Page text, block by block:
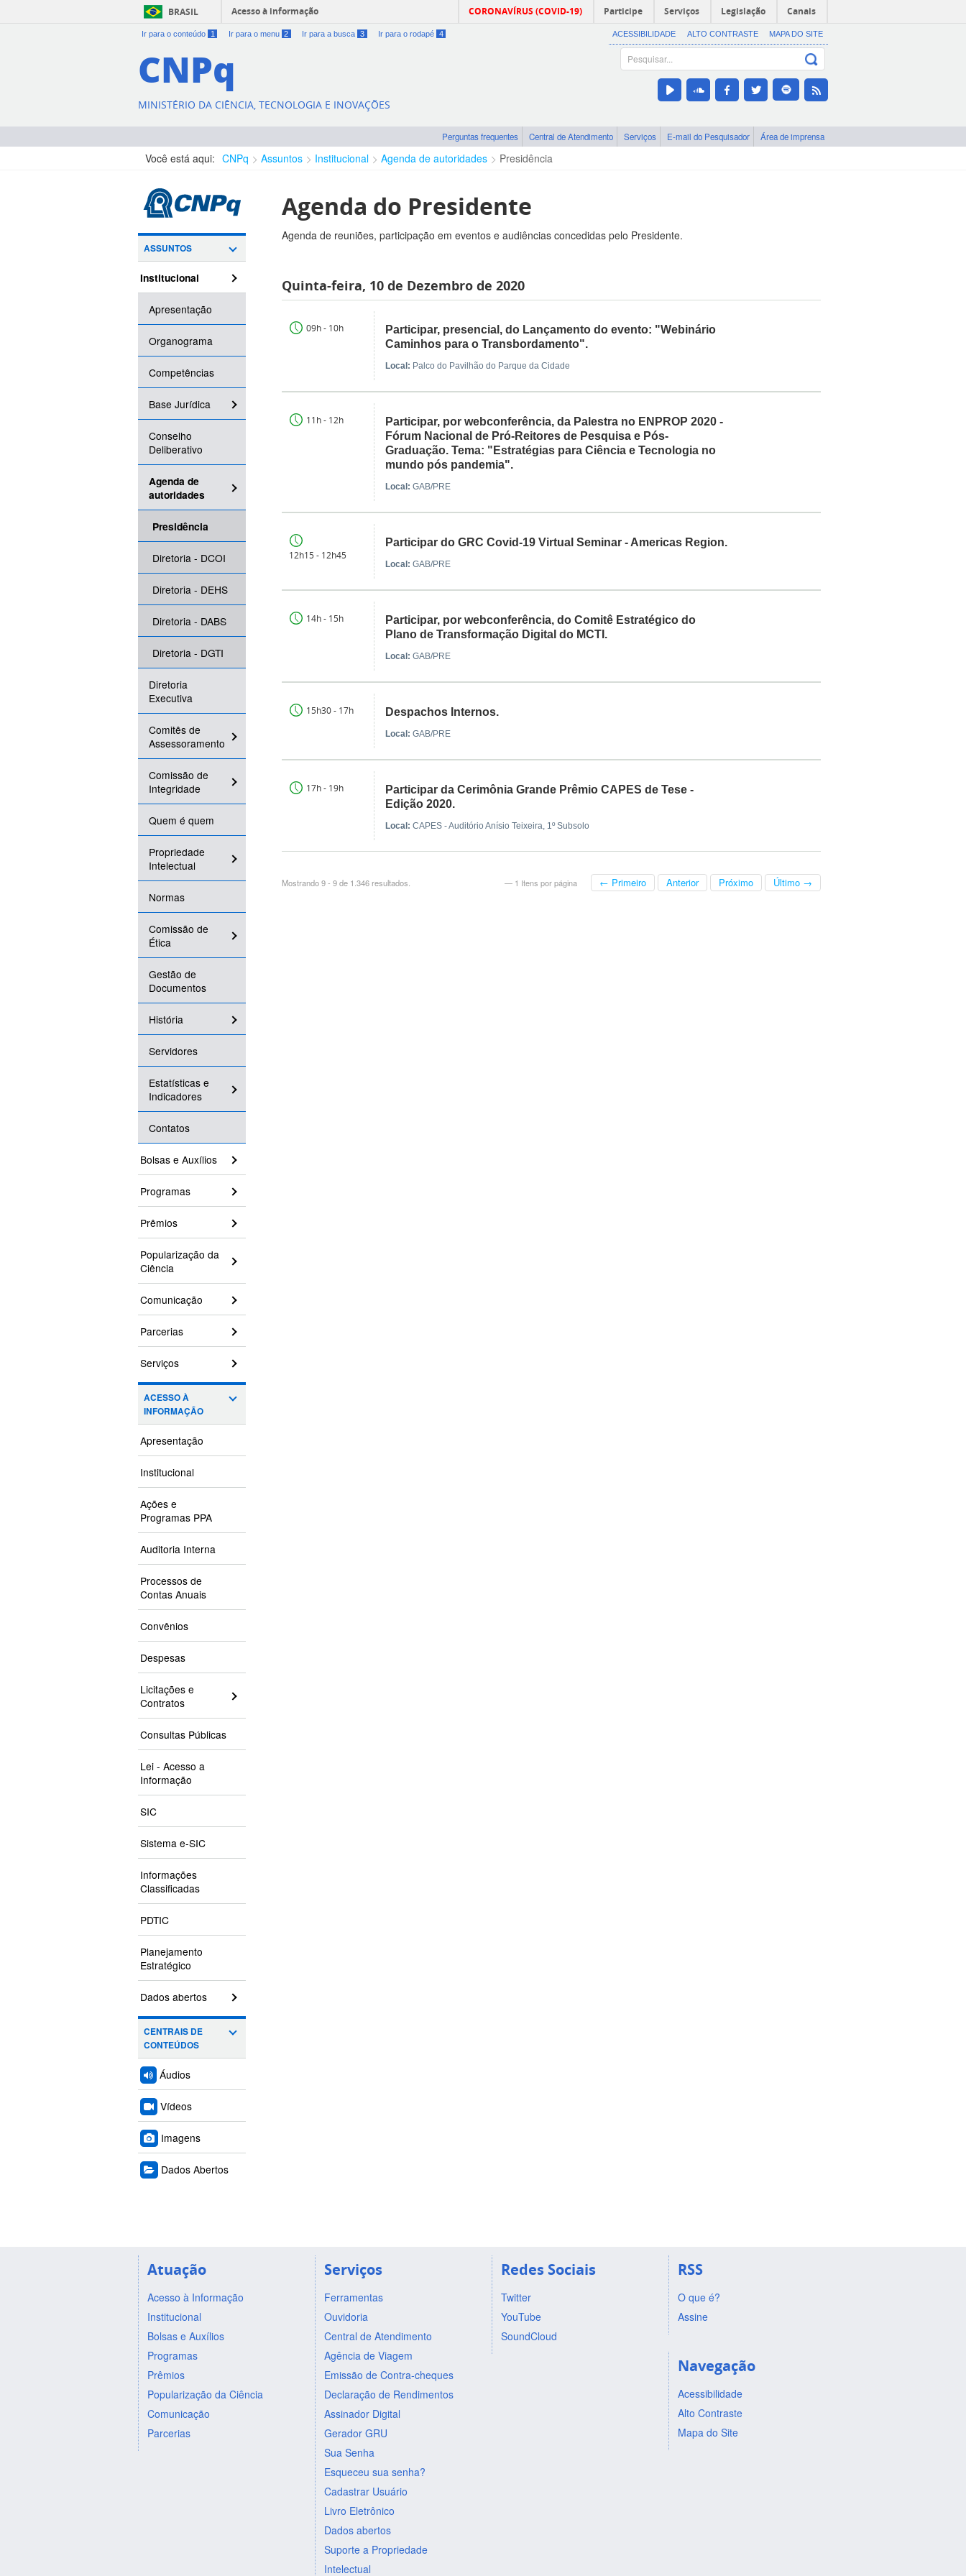
BRASIL Acesso à informação CORONAVÍRUS (COVID-19) Participe Serviços Legislação Canais
Ir para o conteúdo 1 Ir para o menu 2 Ir para a busca 3 Ir para o rodapé 4 ACESSIBILIDADE ALTO CONTRASTE MAPA DO SITE
CNPq
MINISTÉRIO DA CIÊNCIA, TECNOLOGIA E INOVAÇÕES
Perguntas frequentes Central de Atendimento Serviços E-mail do Pesquisador Área de imprensa
Você está aqui: CNPq Assuntos Institucional Agenda de autoridades Presidência
ASSUNTOS
Institucional
Apresentação
Organograma
Competências
Base Jurídica
Conselho
Deliberativo
Agenda de
autoridades
Presidência
Diretoria - DCOI
Diretoria - DEHS
Diretoria - DABS
Diretoria - DGTI
Diretoria
Executiva
Comitês de
Assessoramento
Comissão de
Integridade
Quem é quem
Propriedade
Intelectual
Normas
Comissão de
Ética
Gestão de
Documentos
História
Servidores
Estatísticas e
Indicadores
Contatos
Bolsas e Auxílios
Programas
Prêmios
Popularização da
Ciência
Comunicação
Parcerias
Serviços
ACESSO À
INFORMAÇÃO
Apresentação
Institucional
Ações e
Programas PPA
Auditoria Interna
Processos de
Contas Anuais
Convênios
Despesas
Licitações e
Contratos
Consultas Públicas
Lei - Acesso a
Informação
SIC
Sistema e-SIC
Informações
Classificadas
PDTIC
Planejamento
Estratégico
Dados abertos
CENTRAIS DE
CONTEÚDOS
Áudios
Vídeos
Imagens
Dados Abertos
Agenda do Presidente
Agenda de reuniões, participação em eventos e audiências concedidas pelo Presidente.
Quinta-feira, 10 de Dezembro de 2020
09h - 10h
Participar, presencial, do Lançamento do evento: "Webinário
Caminhos para o Transbordamento".
Local: Palco do Pavilhão do Parque da Cidade
11h - 12h
Participar, por webconferência, da Palestra no ENPROP 2020 -
Fórum Nacional de Pró-Reitores de Pesquisa e Pós-
Graduação. Tema: "Estratégias para Ciência e Tecnologia no
mundo pós pandemia".
Local:GAB/PRE
12h15 - 12h45
Participar do GRC Covid-19 Virtual Seminar - Americas Region.
Local:GAB/PRE
14h - 15h
Participar, por webconferência, do Comitê Estratégico do
Plano de Transformação Digital do MCTI.
Local:GAB/PRE
15h30 - 17h Despachos Internos.
Local:GAB/PRE
17h - 19h
Participar da Cerimônia Grande Prêmio CAPES de Tese -
Edição 2020.
Local:CAPES - Auditório Anísio Teixeira, 1º Subsolo
— 1 Itens por página
Mostrando 9 - 9 de 1.346 resultados. ← Primeiro Anterior Próximo Último →
Atuação
Acesso à Informação
Institucional
Bolsas e Auxílios
Programas
Prêmios
Popularização da Ciência
Comunicação
Parcerias
Serviços
Ferramentas
Ouvidoria
Central de Atendimento
Agência de Viagem
Emissão de Contra-cheques
Declaração de Rendimentos
Assinador Digital
Gerador GRU
Sua Senha
Esqueceu sua senha?
Cadastrar Usuário
Livro Eletrônico
Dados abertos
Suporte a Propriedade
Intelectual
Redes Sociais
Twitter
YouTube
SoundCloud
RSS
O que é?
Assine
Navegação
Acessibilidade
Alto Contraste
Mapa do Site